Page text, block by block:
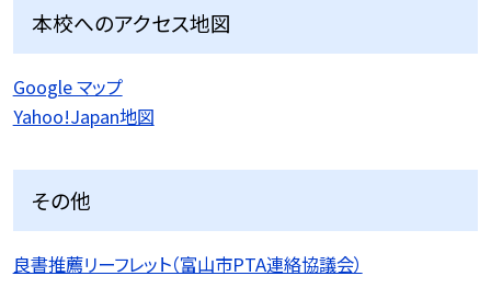
本校へのアクセス地図
Google マップ
Yahoo!Japan地図
その他
良書推薦リーフレット（富山市PTA連絡協議会）